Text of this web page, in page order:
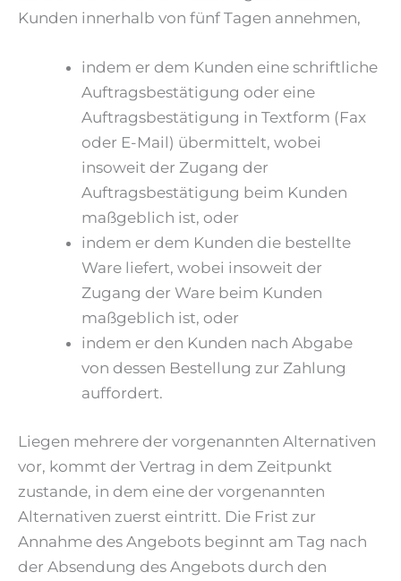
Kunden innerhalb von fünf Tagen annehmen,
indem er dem Kunden eine schriftliche
Auftragsbestätigung oder eine
Auftragsbestätigung in Textform (Fax
oder E-Mail) übermittelt, wobei
insoweit der Zugang der
Auftragsbestätigung beim Kunden
maßgeblich ist, oder
indem er dem Kunden die bestellte
Ware liefert, wobei insoweit der
Zugang der Ware beim Kunden
maßgeblich ist, oder
indem er den Kunden nach Abgabe
von dessen Bestellung zur Zahlung
auffordert.
Liegen mehrere der vorgenannten Alternativen
vor, kommt der Vertrag in dem Zeitpunkt
zustande, in dem eine der vorgenannten
Alternativen zuerst eintritt. Die Frist zur
Annahme des Angebots beginnt am Tag nach
der Absendung des Angebots durch den